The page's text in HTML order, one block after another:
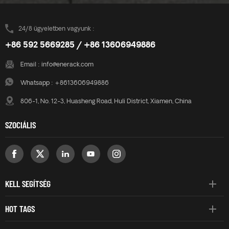
könnyű beállítást a kitűzési folyamat során, valamint a lefedett
szerkezet sziklaszilárd stabilitását. Ez a projekt tökéletes
beszerzési és kivitelezői) számára, amelyek megbízható,
24/8 ügyeletben vagyunk :
+86 592 5669285 / +86 13606949886
Email : info@enerack.com
Whatsapp : +8613606949886
806-1, No. 12-3, Huasheng Road, Huli District, Xiamen, China
SZOCIÁLIS
KELL SEGÍTSÉG
HOT TAGS